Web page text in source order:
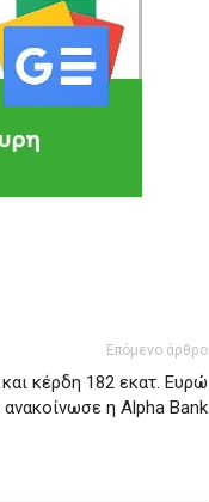
Επόμενο άρθρο
κέρδη 182 εκατ. Ευρώ
ανακοίνωσε η Alpha Bank